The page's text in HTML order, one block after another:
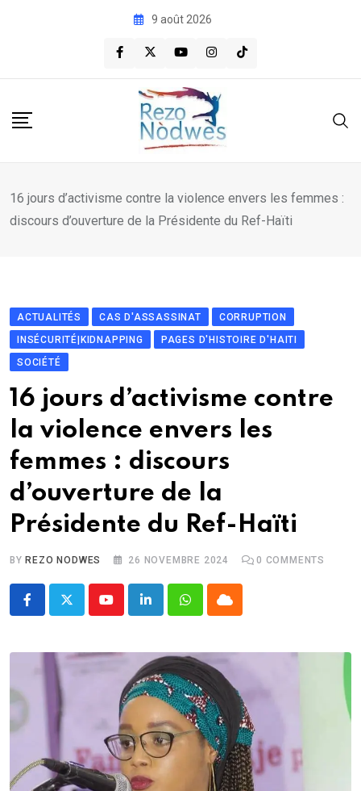
9 août 2026
16 jours d’activisme contre la violence envers les femmes :
discours d’ouverture de la Présidente du Ref-Haïti
ACTUALITÉS CAS D'ASSASSINAT
CORRUPTION
INSÉCURITÉ|KIDNAPPING
PAGES D'HISTOIRE D'HAITI
SOCIÉTÉ
16 jours d’activisme contre
la violence envers les
femmes : discours
d’ouverture de la
Présidente du Ref-Haïti
BY REZO NODWES 26 NOVEMBRE 2024 0 COMMENTS
YoutubeLinkedInWhatsappCloud